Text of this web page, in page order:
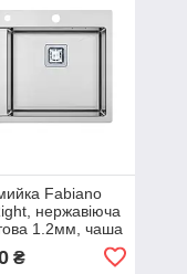
Fabiano
нержавіюча
1.2мм, чаша
₴